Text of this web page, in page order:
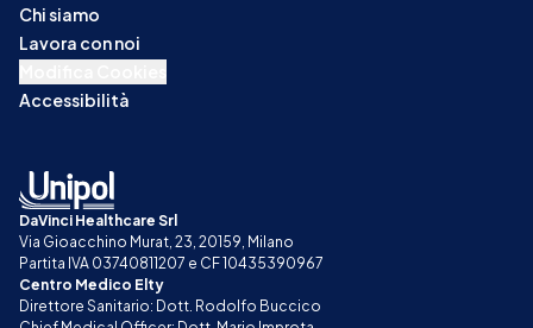
Chi siamo
Lavora con noi
Accessibilità
DaVinci Healthcare Srl
Via Gioacchino Murat, 23, 20159, Milano
Partita IVA 03740811207 e CF 10435390967
Centro Medico Elty
Direttore Sanitario: Dott. Rodolfo Buccico